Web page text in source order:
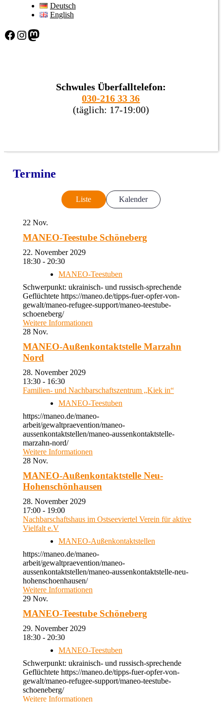
Deutsch
English
Facebook Instagram Mastodon
Schwules Überfalltelefon:
030-216 33 36
(täglich: 17-19:00)
Termine
Liste Kalender
22 Nov.
MANEO-Teestube Schöneberg
22. November 2029
18:30 - 20:30
MANEO-Teestuben
Schwerpunkt: ukrainisch- und russisch-sprechende
Geflüchtete https://maneo.de/tipps-fuer-opfer-von-
gewalt/maneo-refugee-support/maneo-teestube-
schoeneberg/
Weitere Informationen
28 Nov.
MANEO-Außenkontaktstelle Marzahn
Nord
28. November 2029
13:30 - 16:30
Familien- und Nachbarschaftszentrum „Kiek in“
MANEO-Teestuben
https://maneo.de/maneo-
arbeit/gewaltpraevention/maneo-
aussenkontaktstellen/maneo-aussenkontaktstelle-
marzahn-nord/
Weitere Informationen
28 Nov.
MANEO-Außenkontaktstelle Neu-
Hohenschönhausen
28. November 2029
17:00 - 19:00
Nachbarschaftshaus im Ostseeviertel Verein für aktive
Vielfalt e.V
MANEO-Außenkontaktstellen
https://maneo.de/maneo-
arbeit/gewaltpraevention/maneo-
aussenkontaktstellen/maneo-aussenkontaktstelle-neu-
hohenschoenhausen/
Weitere Informationen
29 Nov.
MANEO-Teestube Schöneberg
29. November 2029
18:30 - 20:30
MANEO-Teestuben
Schwerpunkt: ukrainisch- und russisch-sprechende
Geflüchtete https://maneo.de/tipps-fuer-opfer-von-
gewalt/maneo-refugee-support/maneo-teestube-
schoeneberg/
Weitere Informationen